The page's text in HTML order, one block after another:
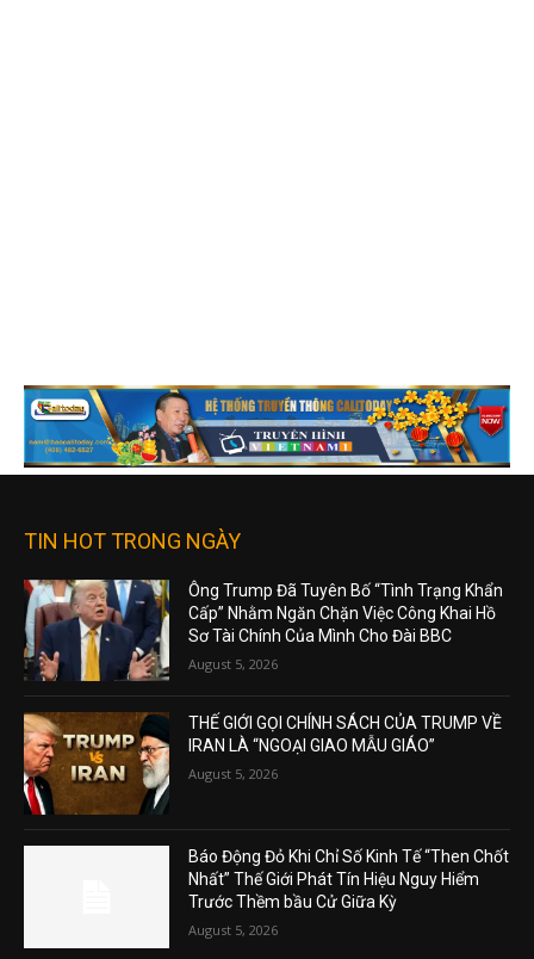
TIN HOT TRONG NGÀY
Ông Trump Đã Tuyên Bố “Tình Trạng Khẩn
Cấp” Nhằm Ngăn Chặn Việc Công Khai Hồ
Sơ Tài Chính Của Mình Cho Đài BBC
August 5, 2026
THẾ GIỚI GỌI CHÍNH SÁCH CỦA TRUMP VỀ
IRAN LÀ “NGOẠI GIAO MẪU GIÁO”
August 5, 2026
Báo Động Đỏ Khi Chỉ Số Kinh Tế “Then Chốt
Nhất” Thế Giới Phát Tín Hiệu Nguy Hiểm
Trước Thềm bầu Cử Giữa Kỳ
August 5, 2026